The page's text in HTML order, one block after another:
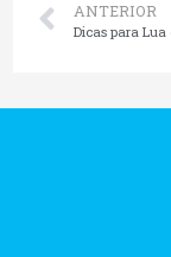
ANTERIOR